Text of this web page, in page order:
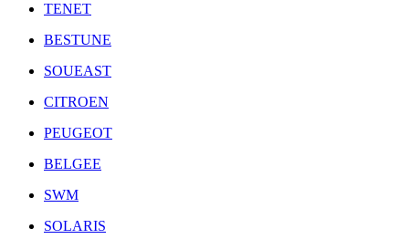
TENET
BESTUNE
SOUEAST
CITROEN
PEUGEOT
BELGEE
SWM
SOLARIS